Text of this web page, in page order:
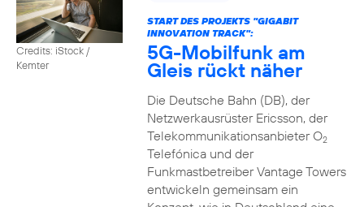
Credits: iStock /
Kemter
START DES PROJEKTS "GIGABIT
INNOVATION TRACK":
5G-Mobilfunk am
Gleis rückt näher
Die Deutsche Bahn (DB), der
Netzwerkausrüster Ericsson, der
Telekommunikationsanbieter O2
Telefónica und der
Funkmastbetreiber Vantage Towers
entwickeln gemeinsam ein